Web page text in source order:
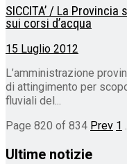
SICCITA’ / La
sui corsi d’acqua
15 Luglio 2012
L’amministrazione
di attingimento per
fluviali del...
Page 820 of 834 Prev 1
Ultime notizie